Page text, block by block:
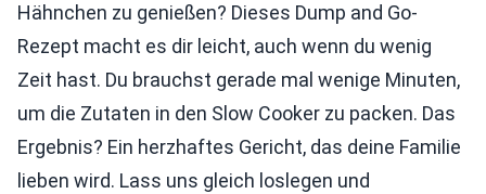
Hähnchen zu genießen? Dieses Dump and Go-
Rezept macht es dir leicht, auch wenn du wenig
Zeit hast. Du brauchst gerade mal wenige Minuten,
um die Zutaten in den Slow Cooker zu packen. Das
Ergebnis? Ein herzhaftes Gericht, das deine Familie
lieben wird. Lass uns gleich loslegen und